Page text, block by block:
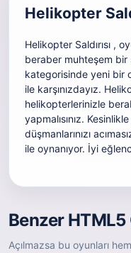
Helikopter
Helikopter Saldırısı ,
beraber muhteşem bir
kategorisinde yeni bir
ile karşınızdayız.
helikopterlerinizle
yapmalısınız.
düşmanlarınızı
ile oynanıyor. İyi
Benzer
Açılmazsa bu oyunları